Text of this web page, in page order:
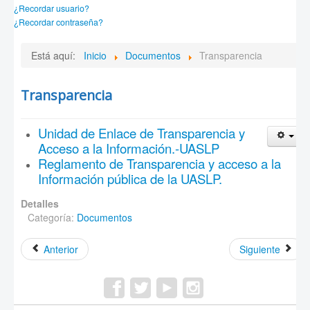
¿Recordar usuario?
¿Recordar contraseña?
Está aquí: Inicio Documentos Transparencia
Transparencia
Unidad de Enlace de Transparencia y
Acceso a la Información.-UASLP
Reglamento de Transparencia y acceso a la
Información pública de la UASLP.
Detalles
Categoría: Documentos
Anterior Siguiente